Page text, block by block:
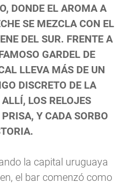
DONDE EL AROMA A
SE MEZCLA CON EL
DEL SUR. FRENTE A
GARDEL DE
LLEVA MÁS DE UN
DISCRETO DE LA
LOS RELOJES
Y CADA SORBO
la capital uruguaya
el bar comenzó como